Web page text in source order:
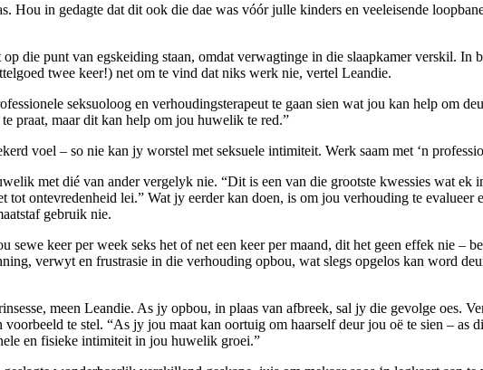
Hou in gedagte dat dit ook die dae was vóór julle kinders en veeleisende
die punt van egskeiding staan, omdat verwagtinge in die slaapkamer verskil. In
twee keer!) net om te vind dat niks werk nie, vertel Leandie.
seksuoloog en verhoudingsterapeut te gaan sien wat jou kan help om
praat, maar dit kan help om jou huwelik te red.”
voel – so nie kan jy worstel met seksuele intimiteit. Werk saam met ‘n
met dié van ander vergelyk nie. “Dit is een van die grootste kwessies wat
ontevredenheid lei.” Wat jy eerder kan doen, is om jou verhouding te evalueer
gebruik nie.
sewe keer per week seks het of net een keer per maand, dit het geen effek nie –
verwyt en frustrasie in die verhouding opbou, wat slegs opgelos kan word
meen Leandie. As jy opbou, in plaas van afbreek, sal jy die gevolge oes.
te stel. “As jy jou maat kan oortuig om haarself deur jou oë te sien – as
en fisieke intimiteit in jou huwelik groei.”